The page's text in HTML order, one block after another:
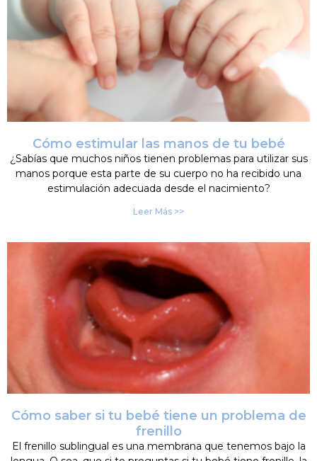
Cómo estimular las manos de tu bebé
¿Sabías que muchos niños tienen problemas para utilizar sus
manos porque esta parte de su cuerpo no ha recibido una
estimulación adecuada desde el nacimiento?
Leer Más >>
Cómo saber si tu bebé tiene un problema de
frenillo
El frenillo sublingual es una membrana que tenemos bajo la